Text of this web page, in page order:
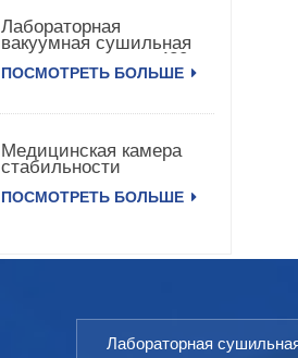
Лабораторная
вакуумная сушильная
камера с насосом 420
л
ПОСМОТРЕТЬ БОЛЬШЕ
Медицинская камера
стабильности
влажности 3000 л XCH-
ПОСМОТРЕТЬ БОЛЬШЕ
Лабораторная